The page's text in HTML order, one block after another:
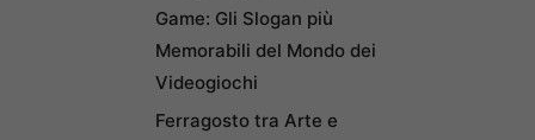
Game: Gli Slogan più
Memorabili del Mondo dei
Videogiochi
Ferragosto tra Arte e